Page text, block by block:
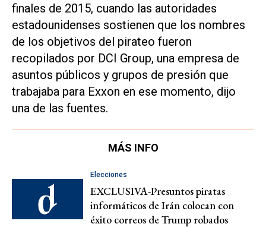
finales de 2015, cuando las autoridades
estadounidenses sostienen que los nombres
de los objetivos del pirateo fueron
recopilados por DCI Group, una empresa de
asuntos públicos y grupos de presión que
trabajaba para Exxon en ese momento, dijo
una de las fuentes.
MÁS INFO
Elecciones
EXCLUSIVA-Presuntos piratas
informáticos de Irán colocan con
éxito correos de Trump robados